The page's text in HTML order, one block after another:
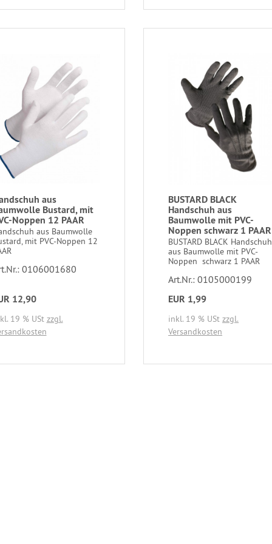
aus
Bustard, mit
Noppen 12 PAAR
aus Baumwolle
mit PVC-Noppen 12
0106001680
12,90
19 % USt zzgl.
BUSTARD BLACK
Handschuh aus
Baumwolle mit PVC-
Noppen schwarz 1 PAAR
BUSTARD BLACK Handschuh
aus Baumwolle mit PVC-
Noppen schwarz 1 PAAR
Art.Nr.: 0105000199
EUR 1,99
inkl. 19 % UStzzgl.
Versandkosten